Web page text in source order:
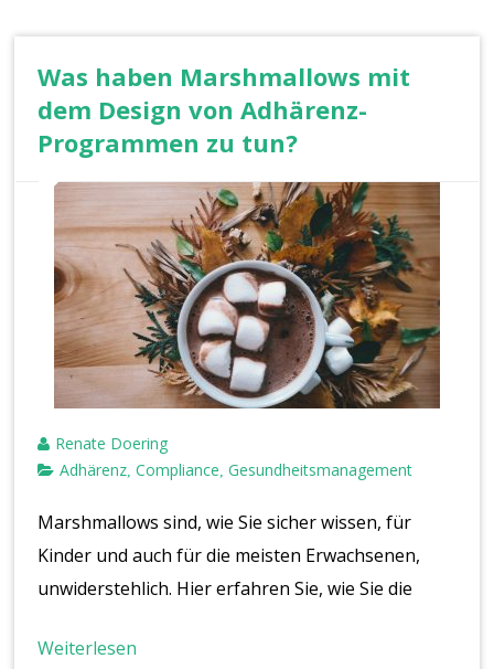
Was haben Marshmallows mit
dem Design von Adhärenz-
Programmen zu tun?
Renate Doering
Adhärenz ,Compliance ,Gesundheitsmanagement
Marshmallows sind, wie Sie sicher wissen, für
Kinder und auch für die meisten Erwachsenen,
unwiderstehlich. Hier erfahren Sie, wie Sie die
Weiterlesen